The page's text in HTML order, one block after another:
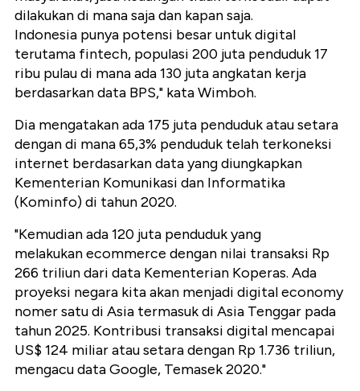
dilakukan di mana saja dan kapan saja.
Indonesia punya potensi besar untuk digital
terutama fintech, populasi 200 juta penduduk 17
ribu pulau di mana ada 130 juta angkatan kerja
berdasarkan data BPS," kata Wimboh.
Dia mengatakan ada 175 juta penduduk atau setara
dengan di mana 65,3% penduduk telah terkoneksi
internet berdasarkan data yang diungkapkan
Kementerian Komunikasi dan Informatika
(Kominfo) di tahun 2020.
"Kemudian ada 120 juta penduduk yang
melakukan ecommerce dengan nilai transaksi Rp
266 triliun dari data Kementerian Koperas. Ada
proyeksi negara kita akan menjadi digital economy
nomer satu di Asia termasuk di Asia Tenggar pada
tahun 2025. Kontribusi transaksi digital mencapai
US$ 124 miliar atau setara dengan Rp 1.736 triliun,
mengacu data Google, Temasek 2020."